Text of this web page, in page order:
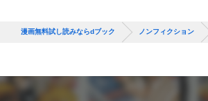
漫画無料試し読みならdブック ノンフィクション